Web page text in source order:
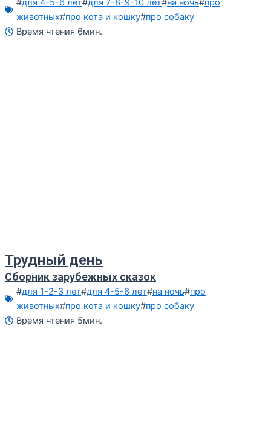
#для 4-5-6 лет#для 7-8-9-10 лет#на ночь#про
животных#про кота и кошку#про собаку
Время чтения 6мин.
Трудный день
Сборник зарубежных сказок
#для 1-2-3 лет#для 4-5-6 лет#на ночь#про
животных#про кота и кошку#про собаку
Время чтения 5мин.